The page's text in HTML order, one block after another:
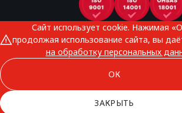
CTR © 2025
Все права защищены
Сайт использует cookie. Нажимая
продолжая использование сайта, вы
на обработку персональных
ОК
ЗАКРЫТЬ